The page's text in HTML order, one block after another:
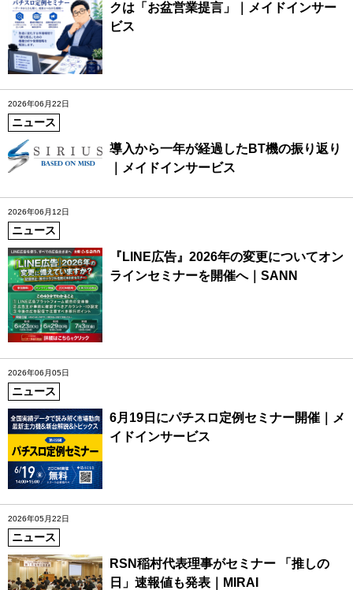
クは「お盆営業提言」｜メイドインサー
ビス
2026年06月22日
ニュース
導入から一年が経過したBT機の振り返り
｜メイドインサービス
2026年06月12日
ニュース
『LINE広告』2026年の変更についてオン
ラインセミナーを開催へ｜SANN
2026年06月05日
ニュース
6月19日にパチスロ定例セミナー開催｜メ
イドインサービス
2026年05月22日
ニュース
RSN稲村代表理事がセミナー 「推しの
日」速報値も発表｜MIRAI